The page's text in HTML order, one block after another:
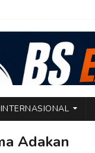
INTERNASIONAL
Adakan